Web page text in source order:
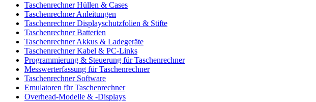
Taschenrechner Hüllen & Cases
Taschenrechner Anleitungen
Taschenrechner Displayschutzfolien & Stifte
Taschenrechner Batterien
Taschenrechner Akkus & Ladegeräte
Taschenrechner Kabel & PC-Links
Programmierung & Steuerung für Taschenrechner
Messwerterfassung für Taschenrechner
Taschenrechner Software
Emulatoren für Taschenrechner
Overhead-Modelle & -Displays